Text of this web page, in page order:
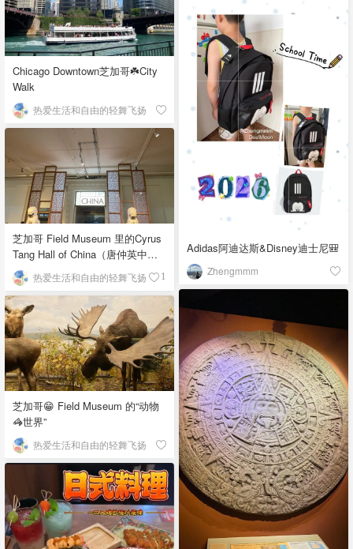
Chicago Downtown芝加哥☘️City
Walk
热爱生活和自由的轻舞飞扬
Adidas阿迪达斯&Disney迪士尼🎒
Zhengmmm
芝加哥 Field Museum 里的Cyrus
Tang Hall of China（唐仲英中国
馆） 热爱生活和自由的轻舞飞扬 1
芝加哥😁 Field Museum 的“动物
🦓世界”
热爱生活和自由的轻舞飞扬